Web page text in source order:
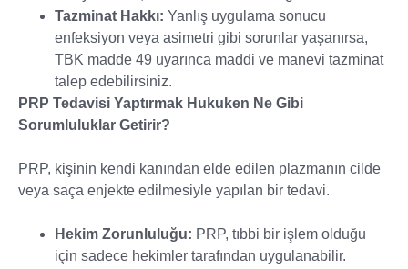
Tazminat Hakkı: Yanlış uygulama sonucu
enfeksiyon veya asimetri gibi sorunlar yaşanırsa,
TBK madde 49 uyarınca maddi ve manevi tazminat
talep edebilirsiniz.
PRP Tedavisi Yaptırmak Hukuken Ne Gibi
Sorumluluklar Getirir?
PRP, kişinin kendi kanından elde edilen plazmanın cilde
veya saça enjekte edilmesiyle yapılan bir tedavi.
Hekim Zorunluluğu: PRP, tıbbi bir işlem olduğu
için sadece hekimler tarafından uygulanabilir.